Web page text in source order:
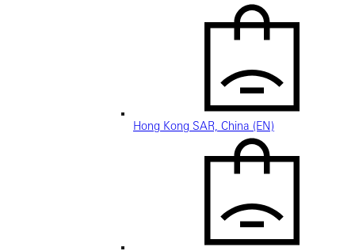
Hong Kong SAR, China (EN)